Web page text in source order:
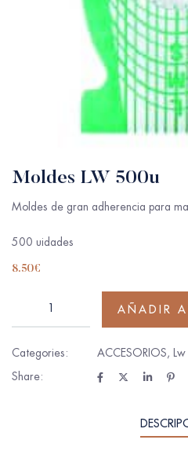
Moldes LW 500u
Moldes de gran adherencia para
500 uidades
8.50€
AÑADIR
Categories: ACCESORIOS, Lw
Share: